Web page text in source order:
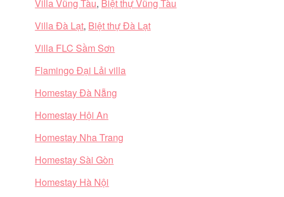
Villa Vũng Tàu, Biệt thự Vũng Tàu
Villa Đà Lạt, Biệt thự Đà Lạt
Villa FLC Sầm Sơn
Flamingo Đại Lải villa
Homestay Đà Nẵng
Homestay Hội An
Homestay Nha Trang
Homestay Sài Gòn
Homestay Hà Nội